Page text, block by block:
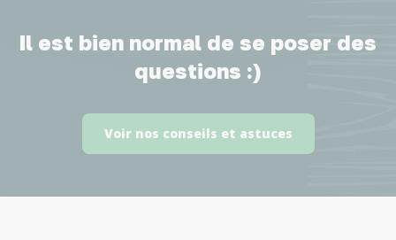
Il est bien normal de se poser des
questions :)
Voir nos conseils et astuces